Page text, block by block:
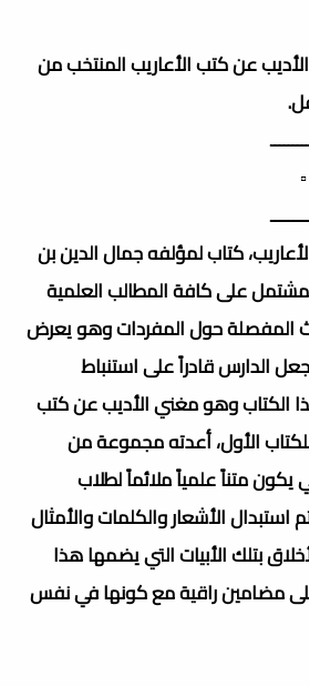
عن كتب الأعاريب المنتخب من
كتاب لمؤلفه جمال الدين بن
على كافة المطالب العلمية
المفصلة حول المفردات وهو يعرض
الدارس قادراً على استنباط
الكتاب وهو مغني الأديب عن كتب
الأول، أعدته مجموعة من
يكون متناً علمياً ملائماً لطلاب
استبدال الأشعار والكلمات والأمثال
بتلك الأبيات التي يضمها هذا
مضامين راقية مع كونها في نفس